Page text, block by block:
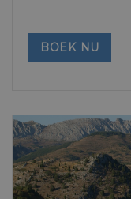
BOEK NU